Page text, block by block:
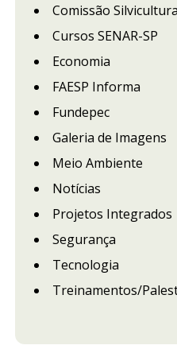
Comissão Silvicultura
Cursos SENAR-SP
Economia
FAESP Informa
Fundepec
Galeria de Imagens
Meio Ambiente
Notícias
Projetos Integrados
Segurança
Tecnologia
Treinamentos/